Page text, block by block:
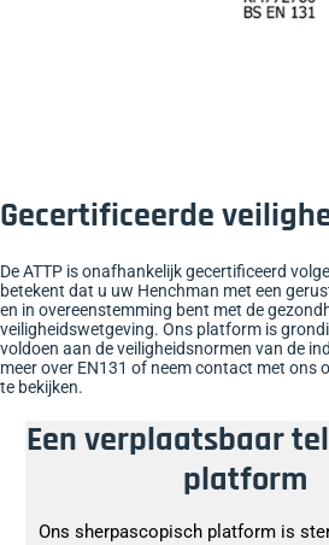
Gecertificeerde
De ATTP is onafhankelijk gecertificeerd
betekent dat u uw Henchman met een
en in overeenstemming bent met de
veiligheidswetgeving. Ons platform is
voldoen aan de veiligheidsnormen van de
meer over EN131 of neem contact met ons
te bekijken.
Een verplaatsbaar
platform
Ons sherpascopisch platform is